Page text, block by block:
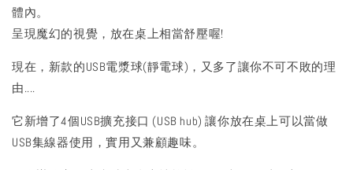
體內。
呈現魔幻的視覺，放在桌上相當舒壓喔!
現在，新款的USB電漿球(靜電球)，又多了讓你不可不敗的理
由....
它新增了4個USB擴充接口 (USB hub) 讓你放在桌上可以當做
USB集線器使用，實用又兼顧趣味。